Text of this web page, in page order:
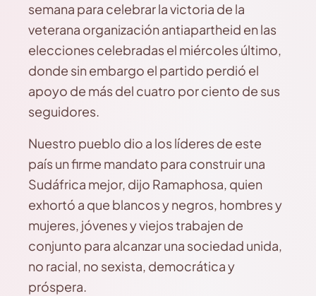
semana para celebrar la victoria de la
veterana organización antiapartheid en las
elecciones celebradas el miércoles último,
donde sin embargo el partido perdió el
apoyo de más del cuatro por ciento de sus
seguidores.
Nuestro pueblo dio a los líderes de este
país un firme mandato para construir una
Sudáfrica mejor, dijo Ramaphosa, quien
exhortó a que blancos y negros, hombres y
mujeres, jóvenes y viejos trabajen de
conjunto para alcanzar una sociedad unida,
no racial, no sexista, democrática y
próspera.